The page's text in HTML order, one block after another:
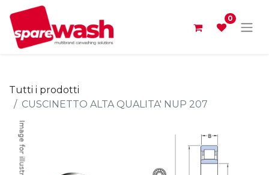
0
Tutti i prodotti
CUSCINETTO ALTA QUALITA' NUP 207